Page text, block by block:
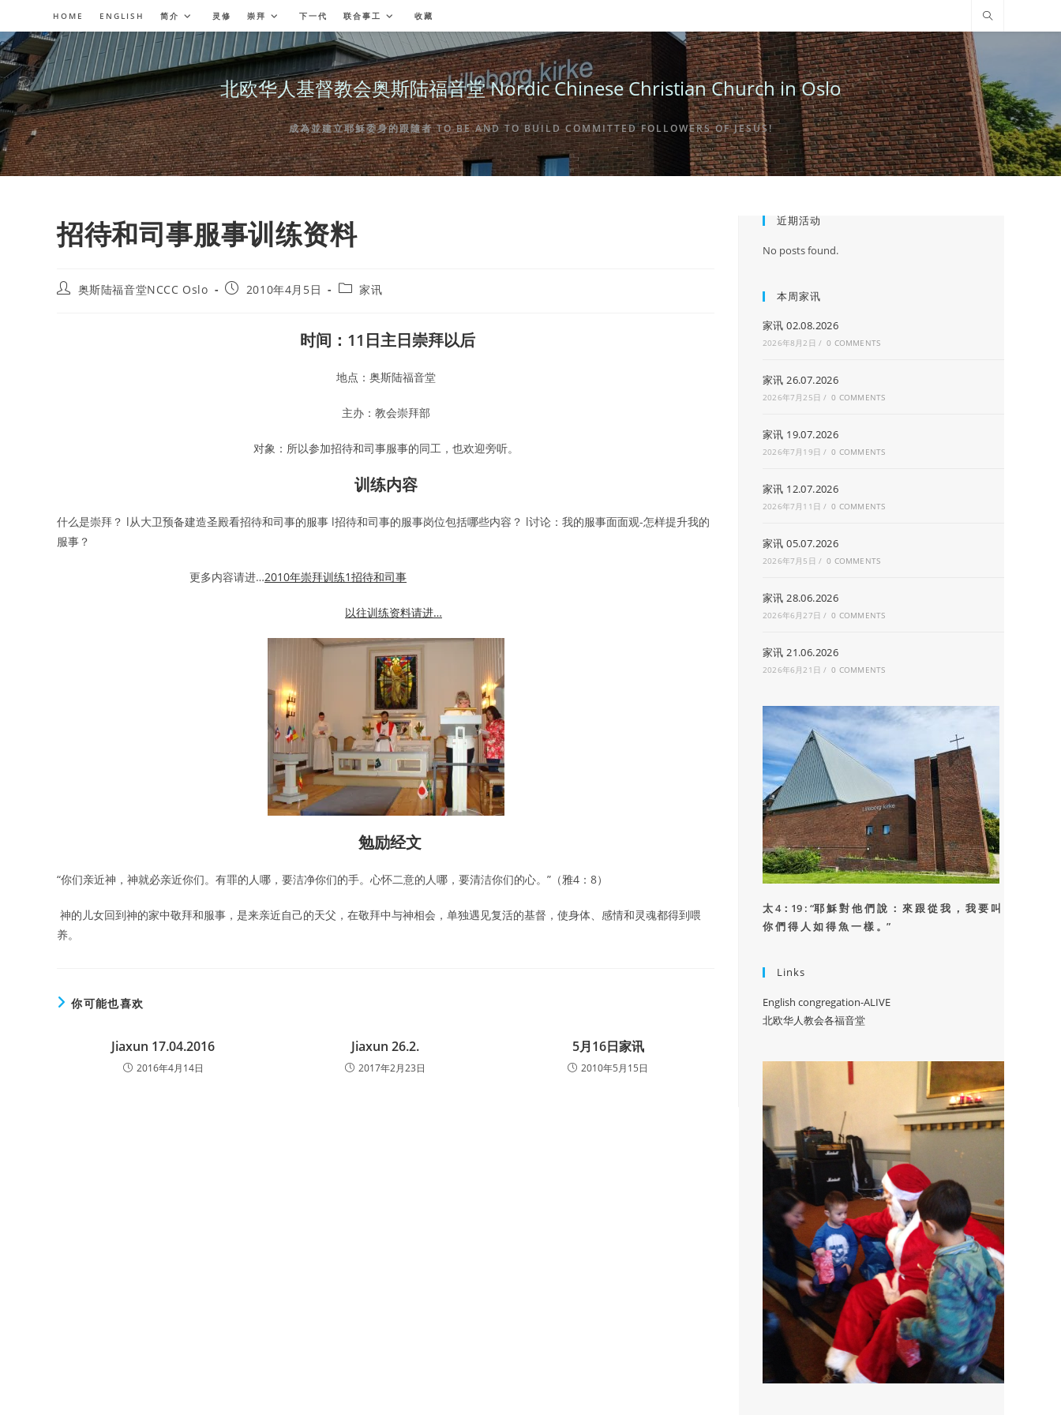
to
content
HOME ENGLISH 简介 灵修 崇拜 下一代 联合事工 收藏
北欧华人基督教会奥斯陆福音堂 Nordic Chinese Christian Church in Oslo
成為並建立耶穌委身的跟隨者 TO BE AND TO BUILD COMMITTED FOLLOWERS OF JESUS!
招待和司事服事训练资料
Post奥斯陆福音堂NCCC Oslo
Post2010年4月5日
Post家讯
时间：11日主日崇拜以后
地点：奥斯陆福音堂
主办：教会崇拜部
对象：所以参加招待和司事服事的同工，也欢迎旁听。
训练内容
什么是崇拜？ l从大卫预备建造圣殿看招待和司事的服事 l招待和司事的服事岗位包括哪些内容？ l讨论：我的服事面面观-怎样提升我的
服事？
更多内容请进…2010年崇拜训练1招待和司事
以往训练资料请进…
勉励经文
“你们亲近神，神就必亲近你们。有罪的人哪，要洁净你们的手。心怀二意的人哪，要清洁你们的心。”（雅4：8）
神的儿女回到神的家中敬拜和服事，是来亲近自己的天父，在敬拜中与神相会，单独遇见复活的基督，使身体、感情和灵魂都得到喂
养。
你可能也喜欢
Jiaxun 17.04.2016
2016年4月14日
Jiaxun 26.2.
2017年2月23日
5月16日家讯
2010年5月15日
近期活动
No posts found.
本周家讯
家讯 02.08.2026
2026年8月2日 / 0 COMMENTS
家讯 26.07.2026
2026年7月25日 / 0 COMMENTS
家讯 19.07.2026
2026年7月19日 / 0 COMMENTS
家讯 12.07.2026
2026年7月11日 / 0 COMMENTS
家讯 05.07.2026
2026年7月5日 / 0 COMMENTS
家讯 28.06.2026
2026年6月27日 / 0 COMMENTS
家讯 21.06.2026
2026年6月21日 / 0 COMMENTS
太 4：19 : “耶 穌 對 他 們 說 ： 來 跟 從 我 ， 我 要 叫
你 們 得 人 如 得 魚 一 樣 。”
Links
English congregation-ALIVE
北欧华人教会各福音堂